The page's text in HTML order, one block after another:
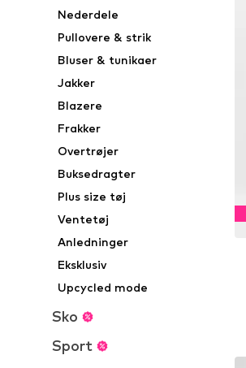
Nederdele
Pullovere & strik
Bluser & tunikaer
Jakker
Blazere
Frakker
Overtrøjer
Buksedragter
Plus size tøj
Ventetøj
Anledninger
Eksklusiv
Upcycled mode
Sko
Sport